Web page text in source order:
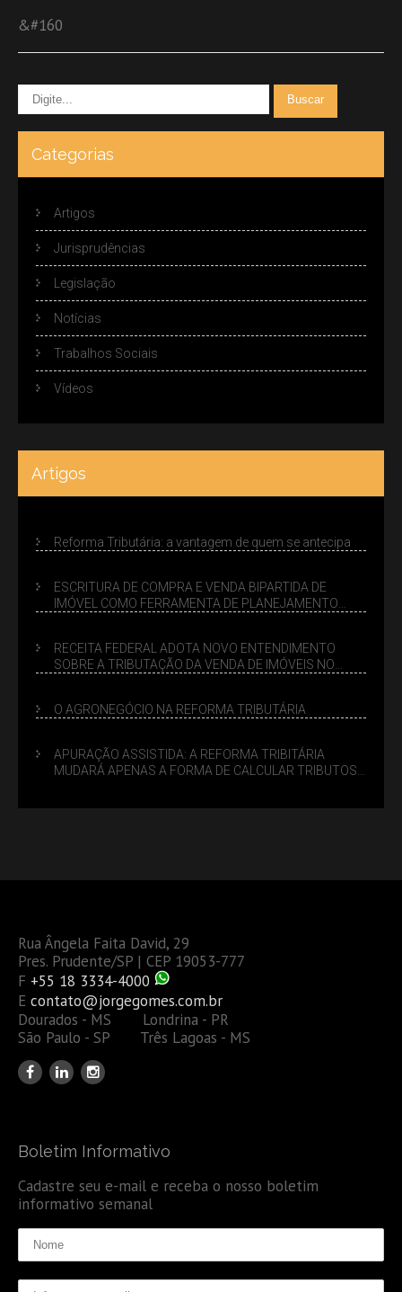
&#160
Categorias
Artigos
Jurisprudências
Legislação
Notícias
Trabalhos Sociais
Vídeos
Artigos
Reforma Tributária: a vantagem de quem se antecipa
ESCRITURA DE COMPRA E VENDA BIPARTIDA DE
IMÓVEL COMO FERRAMENTA DE PLANEJAMENTO
RECEITA FEDERAL ADOTA NOVO ENTENDIMENTO
SOBRE A TRIBUTAÇÃO DA VENDA DE IMÓVEIS NO
O AGRONEGÓCIO NA REFORMA TRIBUTÁRIA
APURAÇÃO ASSISTIDA: A REFORMA TRIBITÁRIA
MUDARÁ APENAS A FORMA DE CALCULAR TRIBUTOS
Rua Ângela Faita David, 29
Pres. Prudente/SP | CEP 19053-777
F +55 18 3334-4000
E contato@jorgegomes.com.br
Dourados - MS Londrina - PR
São Paulo - SP Três Lagoas - MS
Boletim Informativo
Cadastre seu e-mail e receba o nosso boletim
informativo semanal